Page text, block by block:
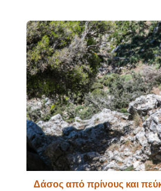
Δάσος από πρίνους και